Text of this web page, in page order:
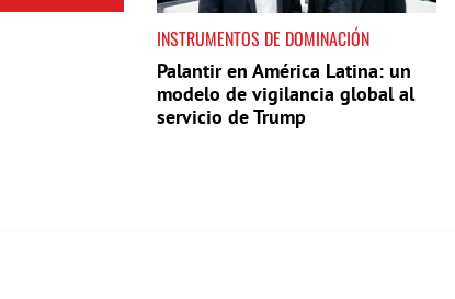
INSTRUMENTOS DE DOMINACIÓN
Palantir en América Latina: un
modelo de vigilancia global al
servicio de Trump